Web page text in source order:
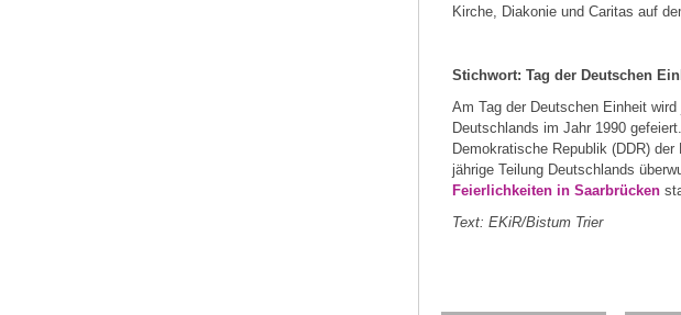
Kirche, Diakonie und Caritas auf
Stichwort: Tag der Deutschen
Am Tag der Deutschen Einheit
Deutschlands im Jahr 1990
Demokratische Republik (DDR)
jährige Teilung Deutschlands
Feierlichkeiten in Saarbrücken
Text: EKiR/Bistum Trier